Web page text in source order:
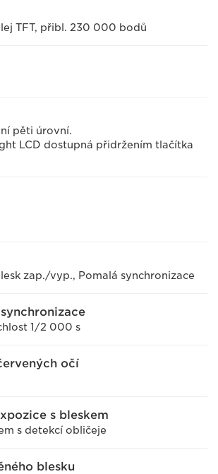
TFT, přibl. 230 000 bodů
pěti úrovní.
LCD dostupná přidržením tlačítka
zap./vyp., Pomalá synchronizace
1/2 000 s
očí
s bleskem
s detekcí obličeje
blesku